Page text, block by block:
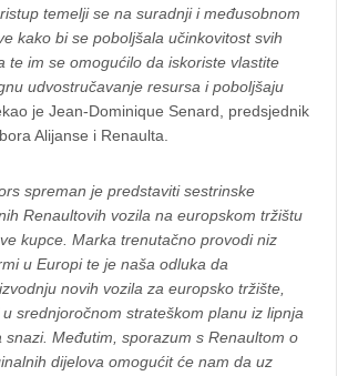
temelji se na suradnji i međusobnom
kako bi se poboljšala učinkovitost svih
te im se omogućilo da iskoriste vlastite
udvostručavanje resursa i poboljšaju
je Jean-Dominique Senard, predsjednik
Alijanse i Renaulta.
spreman je predstaviti sestrinske
Renaultovih vozila na europskom tržištu
kupce. Marka trenutačno provodi niz
u Europi te je naša odluka da
novih vozila za europsko tržište,
srednjoročnom strateškom planu iz lipnja
snazi. Međutim, sporazum s Renaultom o
dijelova omogućit će nam da uz